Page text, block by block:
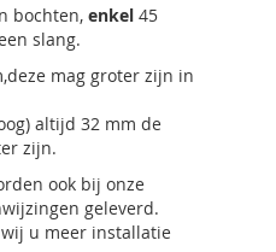
bochten, enkel 45
slang.
mag groter zijn in
altijd 32 mm de
zijn.
ook bij onze
geleverd.
u meer installatie